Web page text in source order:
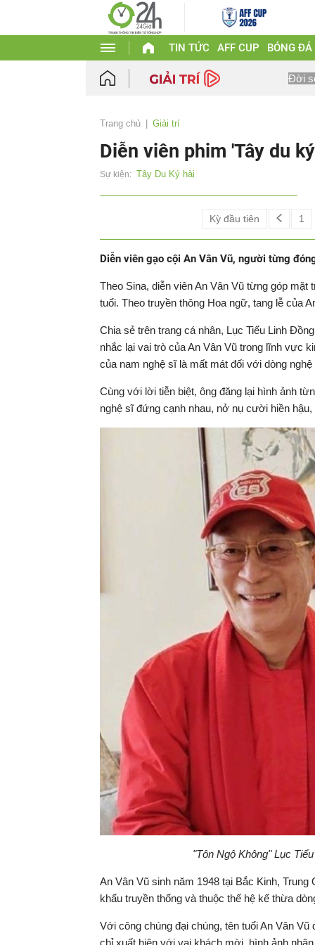
TIN TỨC AFF CUP BÓNG ĐÁ
Đời
Trang chủ Giải trí
Diễn viên phim 'Tây du
Sự kiện: Tây Du Ký hài
Kỳ đầu tiên 1
Diễn viên gạo cội An Vân Vũ, người từng
Theo Sina, diễn viên An Vân Vũ từng góp
tuổi. Theo truyền thông Hoa ngữ, tang lễ của
Chia sẻ trên trang cá nhân, Lục Tiểu Linh
nhắc lại vai trò của An Vân Vũ trong lĩnh vực
của nam nghệ sĩ là mất mát đối với dòng
Cùng với lời tiễn biệt, ông đăng lại hình ảnh
nghệ sĩ đứng cạnh nhau, nở nụ cười hiền
"Tôn Ngộ Không" Lục
An Vân Vũ sinh năm 1948 tại Bắc Kinh,
khấu truyền thống và thuộc thế hệ kế thừa
Với công chúng đại chúng, tên tuổi An Vân
chỉ xuất hiện với vai khách mời, hình ảnh